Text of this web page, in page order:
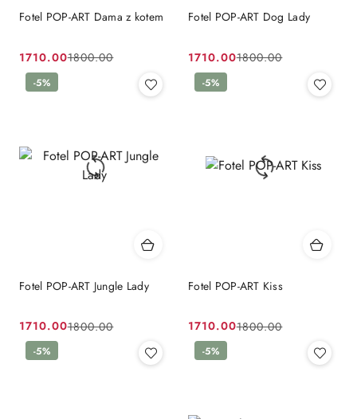
Fotel POP-ART Dama z kotem
Cena
promocyjna:
1710.00
Cena
przed
1800.00
Fotel POP-ART Dog Lady
Cena
promocyjna:
1710.00
Cena
przed
1800.00
Fotel POP-ART Jungle Lady
Cena
promocyjna:
1710.00
Cena
przed
1800.00
-5%
Fotel POP-ART Kiss
Cena
promocyjna:
1710.00
Cena
przed
1800.00
-5%
-5% -5%